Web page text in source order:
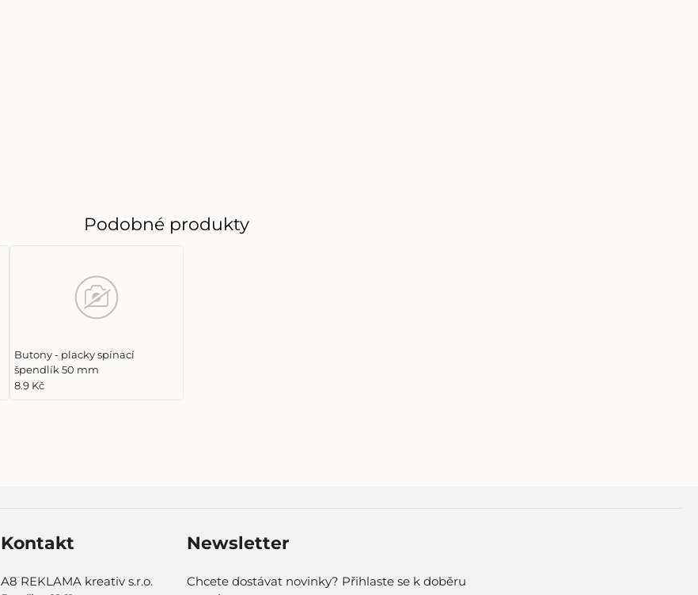
Podobné produkty
Butony - placky spínací
špendlík 50 mm
8.9 Kč
Kontakt
A8 REKLAMA kreativ s.r.o.
Newsletter
Chcete dostávat novinky? Přihlaste se k doběru